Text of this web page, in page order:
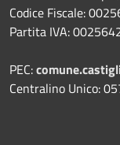
Codice Fiscale:
Partita IVA:
PEC:
Centralino Unico: